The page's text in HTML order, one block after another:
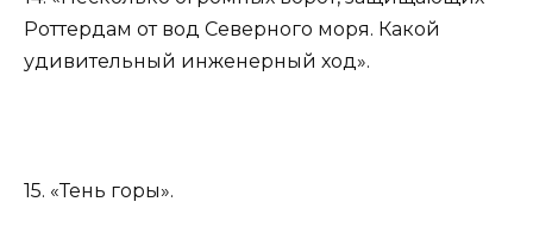
Роттердам от вод Северного моря. Какой
удивительный инженерный ход».
15. «Тень горы».